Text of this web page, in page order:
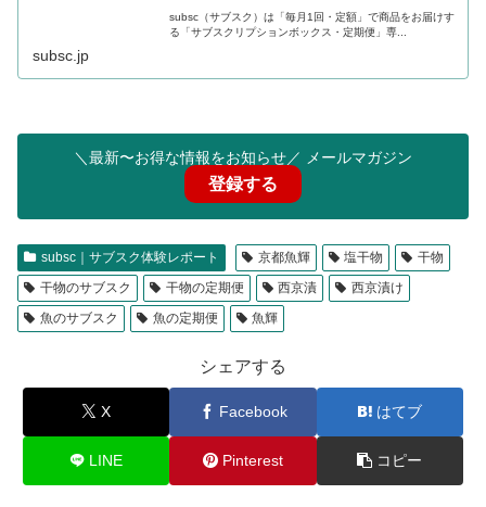
subsc（サブスク）は「毎月1回・定額」で商品をお届けす
る「サブスクリプションボックス・定期便」専...
subsc.jp
＼最新〜お得な情報をお知らせ／ メールマガジン
登録する
subsc｜サブスク体験レポート 京都魚輝 塩干物
干物
干物のサブスク
干物の定期便 西京漬
西京漬け
魚のサブスク
魚の定期便 魚輝
シェアする
X Facebook はてブ
LINE Pinterest コピー